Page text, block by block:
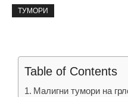
ТУМОРИ
Table of Contents
Малигни тумори на